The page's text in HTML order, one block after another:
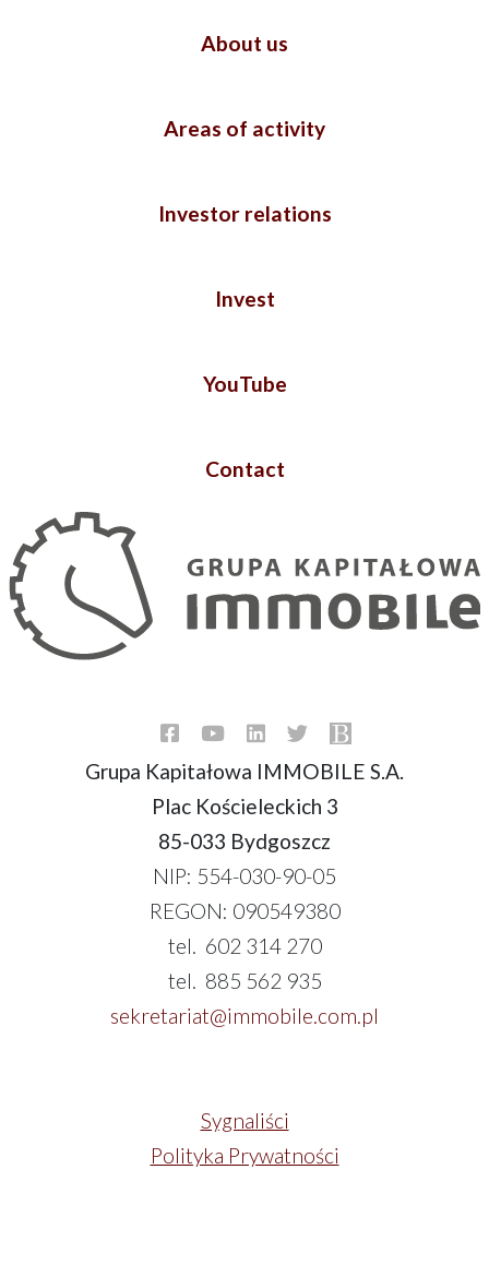
About us
Areas of activity
Investor relations
Invest
YouTube
Contact
Grupa Kapitałowa IMMOBILE S.A.
Plac Kościeleckich 3
85-033 Bydgoszcz
NIP: 554-030-90-05
REGON: 090549380
tel. 602 314 270
tel. 885 562 935
sekretariat@immobile.com.pl
Sygnaliści
Polityka Prywatności